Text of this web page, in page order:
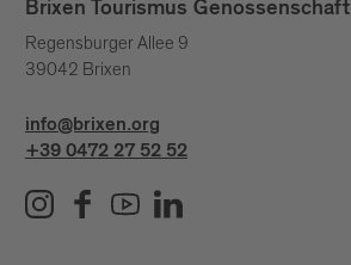
Brixen Tourismus Genossenschaft
Regensburger Allee 9
39042 Brixen
info@brixen.org
+39 0472 27 52 52